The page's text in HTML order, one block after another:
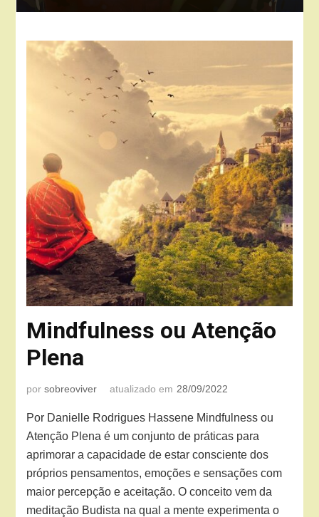
Mindfulness ou Atenção
Plena
porsobreoviver atualizado em 28/09/2022
Por Danielle Rodrigues Hassene Mindfulness ou
Atenção Plena é um conjunto de práticas para
aprimorar a capacidade de estar consciente dos
próprios pensamentos, emoções e sensações com
maior percepção e aceitação. O conceito vem da
meditação Budista na qual a mente experimenta o